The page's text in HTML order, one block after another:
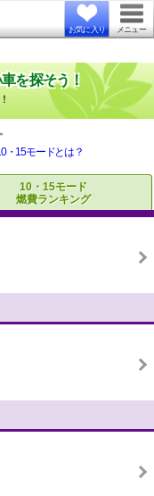
お気に入り メニュー
を探そう！
・15モードとは？
10・15モード
燃費ランキング